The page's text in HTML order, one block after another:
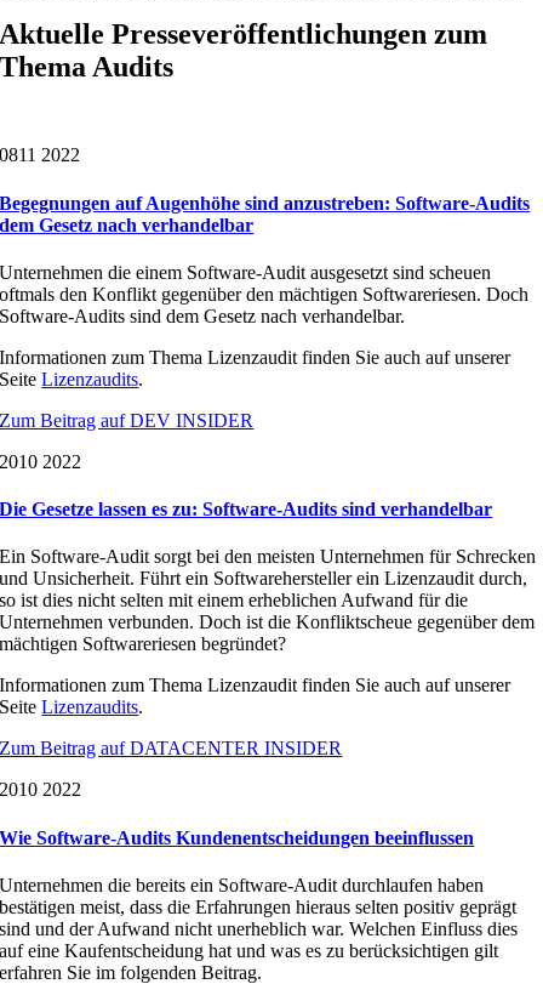
Aktuelle Presseveröffentlichungen zum
Thema Audits
0811 2022
Begegnungen auf Augenhöhe sind anzustreben: Software-Audits
dem Gesetz nach verhandelbar
Unternehmen die einem Software-Audit ausgesetzt sind scheuen
oftmals den Konflikt gegenüber den mächtigen Softwareriesen. Doch
Software-Audits sind dem Gesetz nach verhandelbar.
Informationen zum Thema Lizenzaudit finden Sie auch auf unserer
SeiteLizenzaudits.
Zum Beitrag auf DEV INSIDER
2010 2022
Die Gesetze lassen es zu: Software-Audits sind verhandelbar
Ein Software-Audit sorgt bei den meisten Unternehmen für Schrecken
und Unsicherheit. Führt ein Softwarehersteller ein Lizenzaudit durch,
so ist dies nicht selten mit einem erheblichen Aufwand für die
Unternehmen verbunden. Doch ist die Konfliktscheue gegenüber dem
mächtigen Softwareriesen begründet?
Informationen zum Thema Lizenzaudit finden Sie auch auf unserer
SeiteLizenzaudits.
Zum Beitrag auf DATACENTER INSIDER
2010 2022
Wie Software-Audits Kundenentscheidungen beeinflussen
Unternehmen die bereits ein Software-Audit durchlaufen haben
bestätigen meist, dass die Erfahrungen hieraus selten positiv geprägt
sind und der Aufwand nicht unerheblich war. Welchen Einfluss dies
auf eine Kaufentscheidung hat und was es zu berücksichtigen gilt
erfahren Sie im folgenden Beitrag.